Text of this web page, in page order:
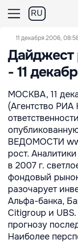
RU
11 декабря 2006,
Дайджест
- 11
МОСКВА, 11
(Агентство РИА
ВЕДОМОСТИ
рост.
в 2007 г.
фондовый
разочарует
Альфа-банка,
Citigroup и
прогнозу
Наиболее